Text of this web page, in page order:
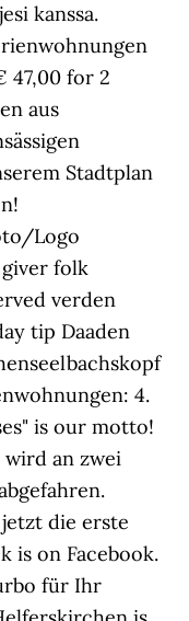
kanssa.
47,00 for 2
aus
Stadtplan
Logo
giver folk
verden
tip Daaden
4.
is our motto!
wird an zwei
jetzt die erste
is on Facebook.
für Ihr